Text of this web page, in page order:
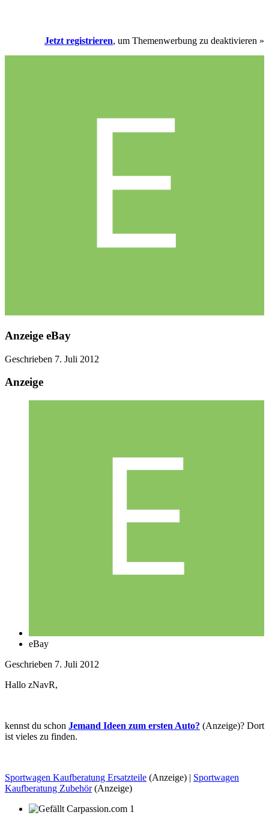
Jetzt registrieren, um Themenwerbung zu deaktivieren »
Anzeige eBay
Geschrieben 7. Juli 2012
Anzeige
eBay
Geschrieben 7. Juli 2012
Hallo zNavR,
kennst du schon Jemand Ideen zum ersten Auto? (Anzeige)? Dort
ist vieles zu finden.
Sportwagen Kaufberatung Ersatzteile (Anzeige) | Sportwagen
Kaufberatung Zubehör(Anzeige)
1